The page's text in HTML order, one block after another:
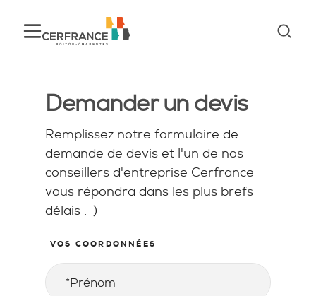
Demander un devis
Remplissez notre formulaire de
demande de devis et l'un de nos
conseillers d'entreprise Cerfrance
vous répondra dans les plus brefs
délais :-)
VOS COORDONNÉES